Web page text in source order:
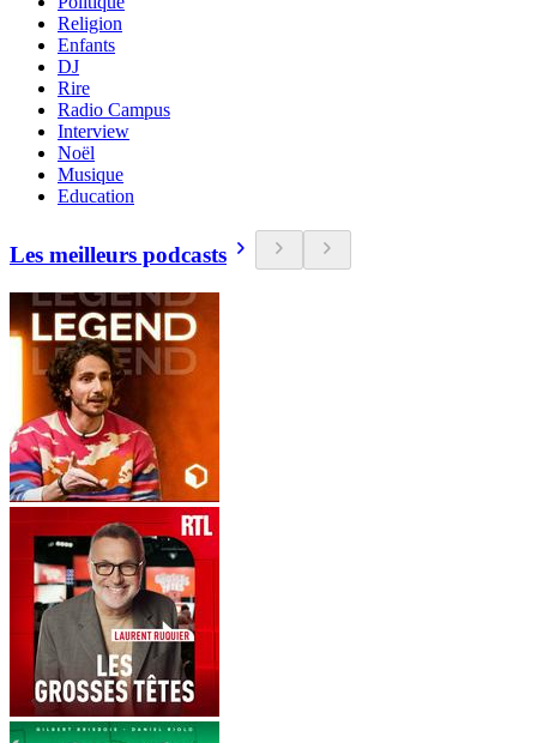
Religion
Enfants
DJ
Rire
Radio Campus
Interview
Noël
Musique
Education
Les meilleurs podcasts